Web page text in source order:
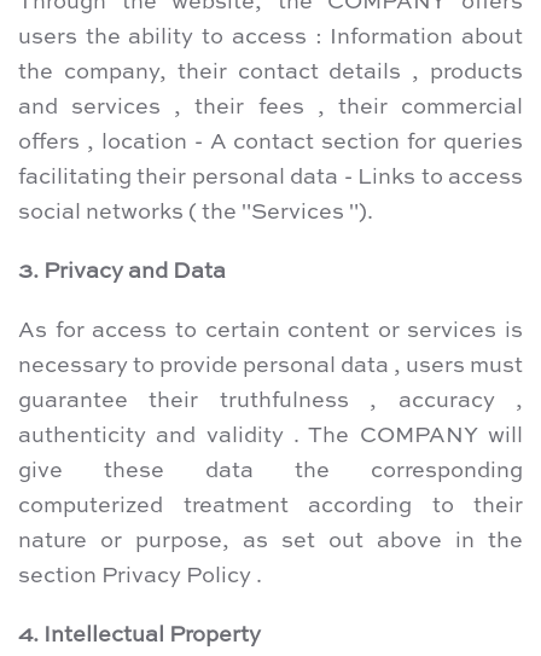
users the ability to access : Information about
the company, their contact details , products
and services , their fees , their commercial
offers , location - A contact section for queries
facilitating their personal data - Links to access
social networks ( the "Services ").
3. Privacy and Data
As for access to certain content or services is
necessary to provide personal data , users must
guarantee their truthfulness , accuracy ,
authenticity and validity . The COMPANY will
give these data the corresponding
computerized treatment according to their
nature or purpose, as set out above in the
section Privacy Policy .
4. Intellectual Property